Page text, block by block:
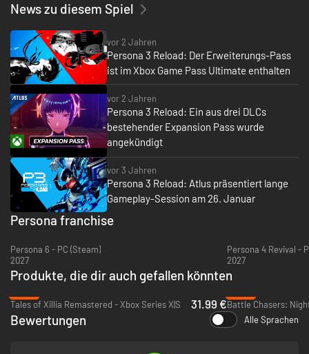
- Erlebe das prägende Spiel der Persona-Reihe in hochmoderner Grafik,
mit modernisierten Funktionen und stylischer UI.
- Begib dich auf eine emotional fesselnde Reise mit neuen Szenen,
Charakterinteraktionen und zusätzlicher Sprachausgabe.
- Verbringe deine Tage mit verschiedenen Aktivitäten, erkunde Port
Island oder baue Beziehungen zu deinen Lieblingscharakteren auf.
- Baue dein optimales Team auf und führe es im Kampf, um die Schatten
einer fremden Welt zu besiegen und der Wahrheit näher zu kommen.
News zu diesem Spiel
vor 2 Jahren
Persona 3 Reload: Der Erweiterungs-Pass
ist im Xbox Game Pass Ultimate enthalten
vor 2 Jahren
Persona 3 Reload: Ein aus drei DLCs
bestehender Expansion Pass wurde
angekündigt
vor 3 Jahren
Persona 3 Reload: Atlus präsentiert lange
Gameplay-Session am 26. Januar
Persona franchise
Persona 6 - PC (Steam)
2027
Persona 4 Revival -
2027
Produkte, die dir auch gefallen könnten
Tales of Xillia Remastered - Xbox Series X|S
31.99 €Battle Chasers:
Bewertungen Alle Sprachen